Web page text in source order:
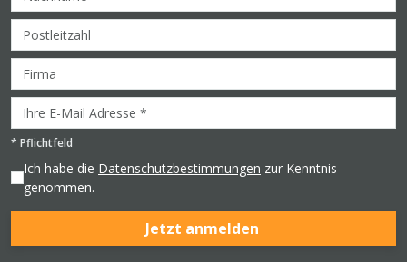
* Pflichtfeld
Ich habe die Datenschutzbestimmungen zur Kenntnis
genommen.
Jetzt anmelden